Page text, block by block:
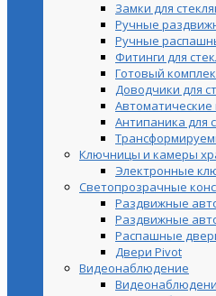
Замки для
Ручные
Ручные
Фитинги для
Готовый
Доводчики для
Антипаника для
Ключницы и камеры
Электронные
Светопрозрачные
Раздвижные
Раздвижные
Распашные
Двери Pivot
Видеонаблюдение